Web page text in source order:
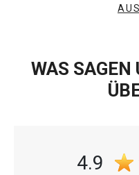
WAS SAGEN
4.9